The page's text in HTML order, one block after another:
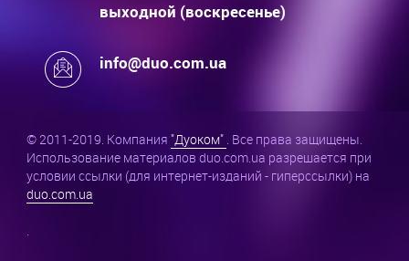
выходной (воскресенье)
info@duo.com.ua
© 2011-2019. Компания "Дуоком" . Все права защищены.
Использование материалов duo.com.ua разрешается при
условии ссылки (для интернет-изданий - гиперссылки) на
duo.com.ua
.